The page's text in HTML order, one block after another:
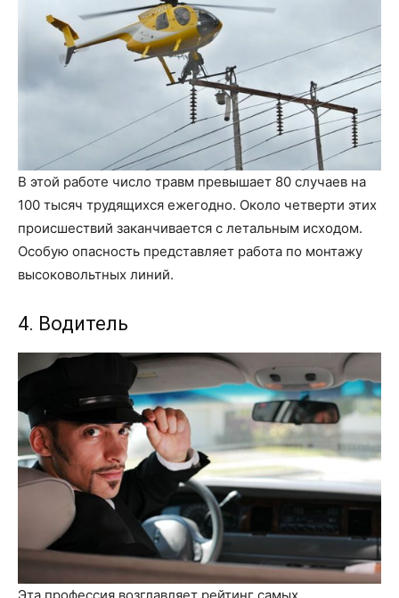
В этой работе число травм превышает 80 случаев на
100 тысяч трудящихся ежегодно. Около четверти этих
происшествий заканчивается с летальным исходом.
Особую опасность представляет работа по монтажу
высоковольтных линий.
4. Водитель